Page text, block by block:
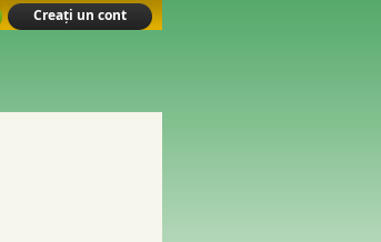
Creați un cont